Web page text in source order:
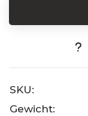
SKU:
Gewicht: